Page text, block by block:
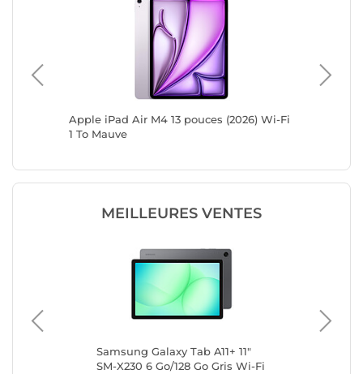
Apple iPad Air M4 13 pouces (2026) Wi-Fi
1 To Mauve
MEILLEURES VENTES
Samsung Galaxy Tab A11+ 11"
SM-X230 6 Go/128 Go Gris Wi-Fi